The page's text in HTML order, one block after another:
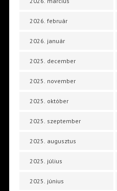
2026. február
2026. január
2025. december
2025. november
2025. október
2025. szeptember
2025. augusztus
2025. július
2025. június